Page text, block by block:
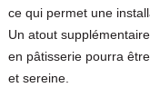
ce qui permet une
Un atout
en pâtisserie pourra
et sereine.